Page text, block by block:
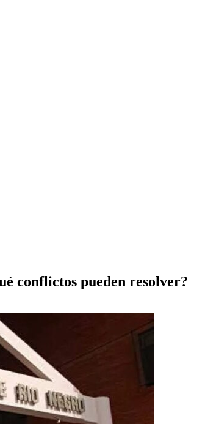
conflictos pueden resolver?